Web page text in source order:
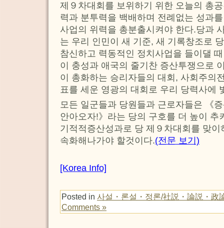
제９차대회를 보위하기 위한 오늘의 총
력과 분투력을 백배하며 전례없는 성과
사업의 위력을 총분출시켜야 한다.당과
는 우리 인민이 새 기준, 새 기록창조로
참신하고 력동적인 정치사업을 들이댈
이 충성과 애국의 줄기찬 증산투쟁으로
이 총화하는 승리자들의 대회, 사회주의
표를 세운 영광의 대회로 우리 당력사에
모든 일군들과 당원들과 근로자들은 《
안아오자!》라는 당의 구호를 더 높이 추
기적적증산성과로 당 제９차대회를 맞
속화해나가야 할것이다.(전문 보기)
[Korea Info]
Posted in 사설・론설・정론/社説・論説・政
Comments »